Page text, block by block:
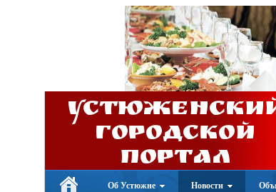
Городской
портал
Об Устюжне Новости